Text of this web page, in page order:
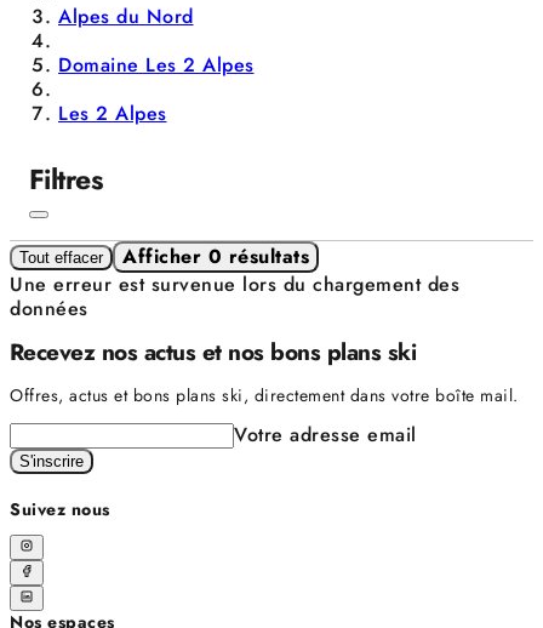
Alpes du Nord
Domaine Les 2 Alpes
Les 2 Alpes
Filtres
Tout effacer
Afficher 0 résultats
Une erreur est survenue lors du chargement des
données
Recevez nos actus et nos bons plans ski
Offres, actus et bons plans ski, directement dans votre boîte mail.
Votre adresse email
S'inscrire
Suivez nous
Nos espaces